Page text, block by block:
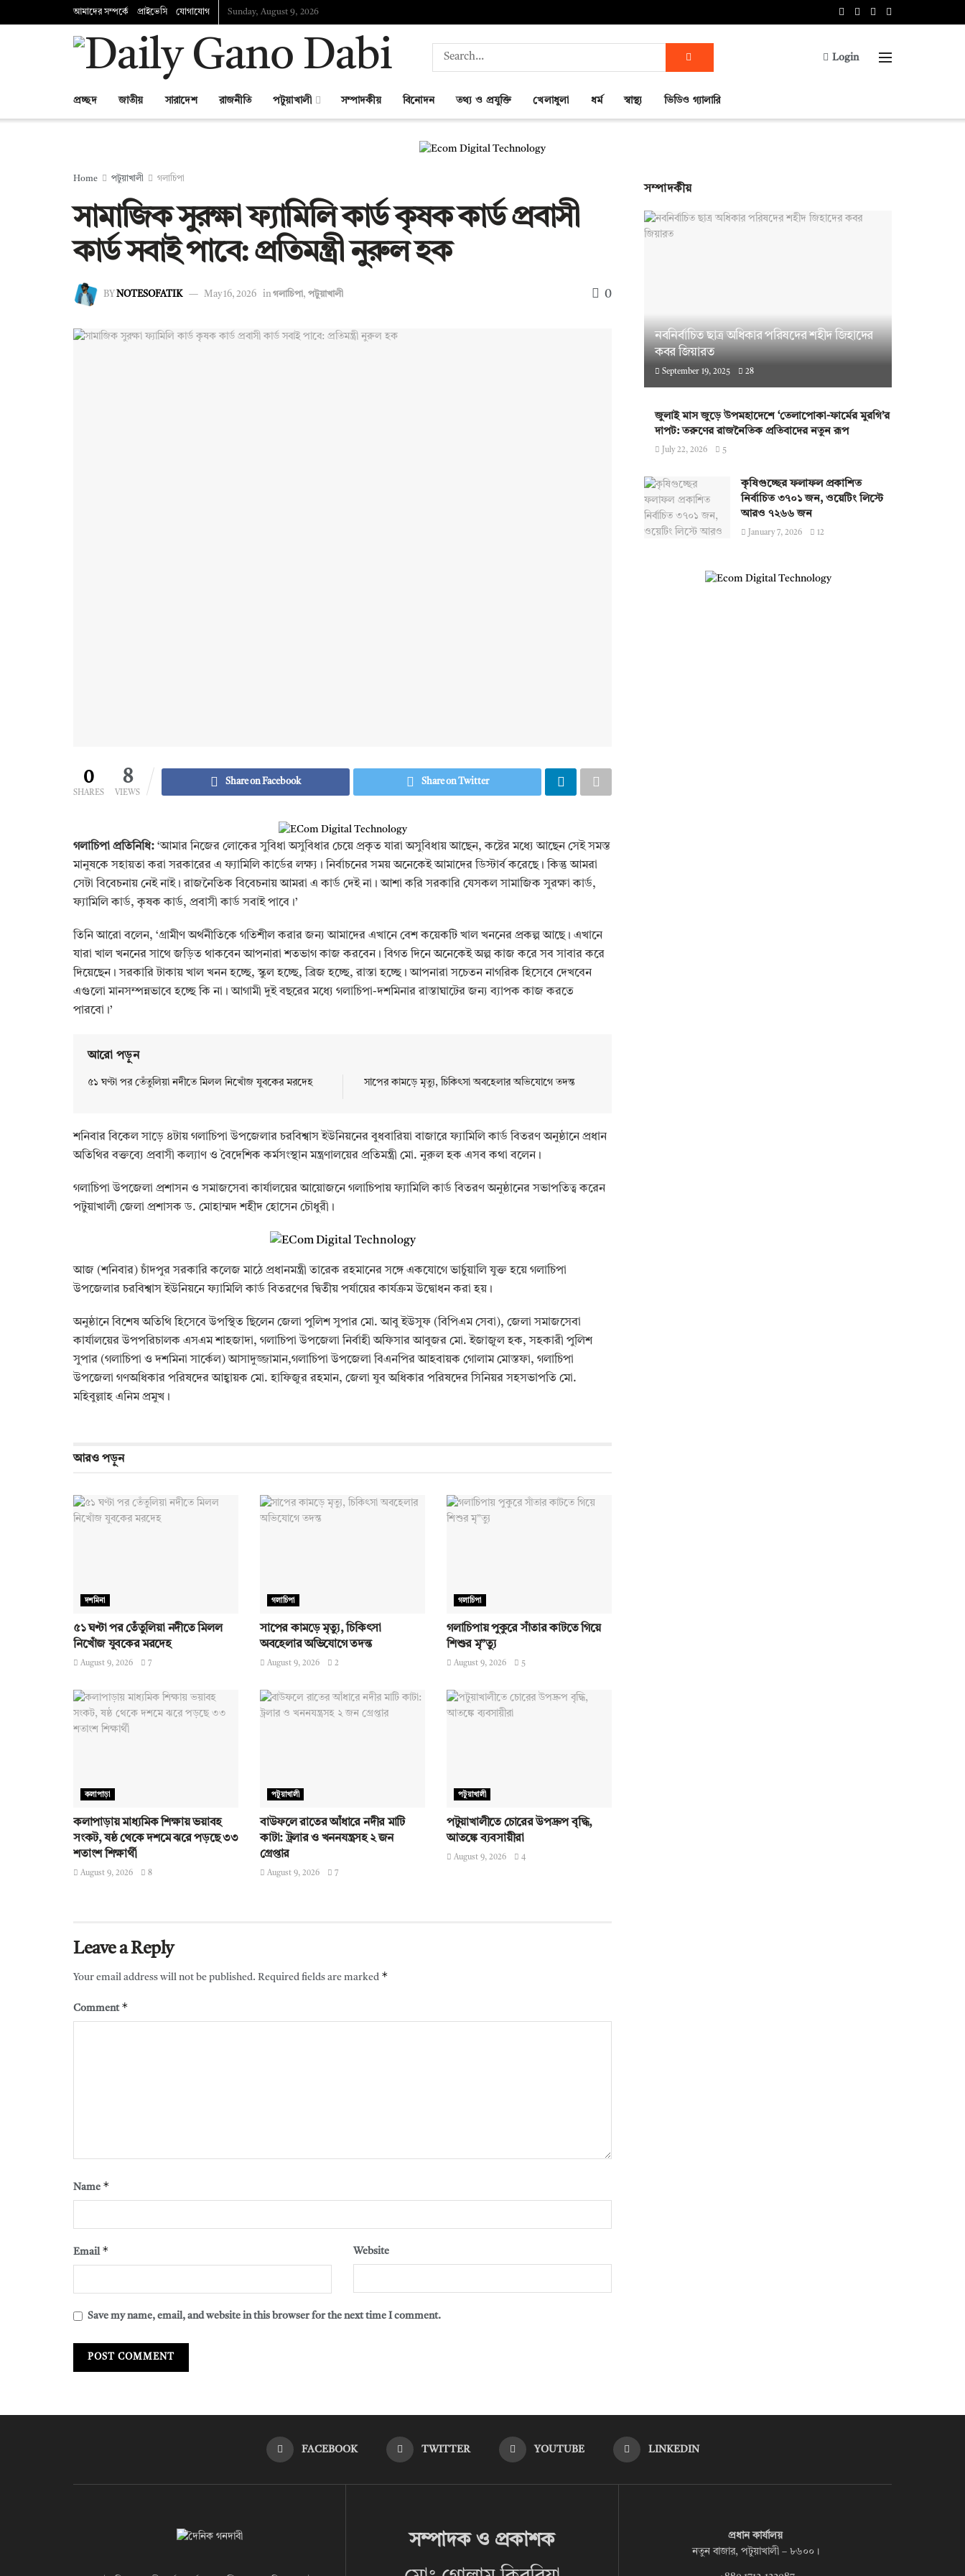
আমাদের সম্পর্কে প্রাইভেসি যোগাযোগ Sunday, August 9, 2026
Login
প্রচ্ছদ জাতীয় সারাদেশ রাজনীতি পটুয়াখালী সম্পাদকীয় বিনোদন তথ্য ও প্রযুক্তি খেলাধুলা ধর্ম স্বাস্থ্য ভিডিও গ্যালারি
Home পটুয়াখালী গলাচিপা
সামাজিক সুরক্ষা ফ্যামিলি কার্ড কৃষক কার্ড প্রবাসী
কার্ড সবাই পাবে: প্রতিমন্ত্রী নুরুল হক
BY NOTESOFATIK May 16, 2026 inগলাচিপা, পটুয়াখালী 0
0
SHARES
8
VIEWS
Share on Facebook Share on Twitter
গলাচিপা প্রতিনিধি: ‘আমার নিজের লোকের সুবিধা অসুবিধার চেয়ে প্রকৃত যারা অসুবিধায় আছেন, কষ্টের মধ্যে আছেন সেই সমস্ত
মানুষকে সহায়তা করা সরকারের এ ফ্যামিলি কার্ডের লক্ষ্য। নির্বাচনের সময় অনেকেই আমাদের ডিস্টার্ব করেছে। কিন্তু আমরা
সেটা বিবেচনায় নেই নাই। রাজনৈতিক বিবেচনায় আমরা এ কার্ড দেই না। আশা করি সরকারি যেসকল সামাজিক সুরক্ষা কার্ড,
ফ্যামিলি কার্ড, কৃষক কার্ড, প্রবাসী কার্ড সবাই পাবে।’
তিনি আরো বলেন, ‘গ্রামীণ অর্থনীতিকে গতিশীল করার জন্য আমাদের এখানে বেশ কয়েকটি খাল খননের প্রকল্প আছে। এখানে
যারা খাল খননের সাথে জড়িত থাকবেন আপনারা শতভাগ কাজ করবেন। বিগত দিনে অনেকেই অল্প কাজ করে সব সাবার করে
দিয়েছেন। সরকারি টাকায় খাল খনন হচ্ছে, স্কুল হচ্ছে, ব্রিজ হচ্ছে, রাস্তা হচ্ছে। আপনারা সচেতন নাগরিক হিসেবে দেখবেন
এগুলো মানসম্পন্নভাবে হচ্ছে কি না। আগামী দুই বছরের মধ্যে গলাচিপা-দশমিনার রাস্তাঘাটের জন্য ব্যাপক কাজ করতে
পারবো।’
আরো পড়ুন
৫১ ঘণ্টা পর তেঁতুলিয়া নদীতে মিলল নিখোঁজ যুবকের মরদেহ সাপের কামড়ে মৃত্যু, চিকিৎসা অবহেলার অভিযোগে তদন্ত
শনিবার বিকেল সাড়ে ৪টায় গলাচিপা উপজেলার চরবিশ্বাস ইউনিয়নের বুধবারিয়া বাজারে ফ্যামিলি কার্ড বিতরণ অনুষ্ঠানে প্রধান
অতিথির বক্তব্যে প্রবাসী কল্যাণ ও বৈদেশিক কর্মসংস্থান মন্ত্রণালয়ের প্রতিমন্ত্রী মো. নুরুল হক এসব কথা বলেন।
গলাচিপা উপজেলা প্রশাসন ও সমাজসেবা কার্যালয়ের আয়োজনে গলাচিপায় ফ্যামিলি কার্ড বিতরণ অনুষ্ঠানের সভাপতিত্ব করেন
পটুয়াখালী জেলা প্রশাসক ড. মোহাম্মদ শহীদ হোসেন চৌধুরী।
আজ (শনিবার) চাঁদপুর সরকারি কলেজ মাঠে প্রধানমন্ত্রী তারেক রহমানের সঙ্গে একযোগে ভার্চুয়ালি যুক্ত হয়ে গলাচিপা
উপজেলার চরবিশ্বাস ইউনিয়নে ফ্যামিলি কার্ড বিতরণের দ্বিতীয় পর্যায়ের কার্যক্রম উদ্বোধন করা হয়।
অনুষ্ঠানে বিশেষ অতিথি হিসেবে উপস্থিত ছিলেন জেলা পুলিশ সুপার মো. আবু ইউসুফ (বিপিএম সেবা), জেলা সমাজসেবা
কার্যালয়ের উপপরিচালক এসএম শাহজাদা, গলাচিপা উপজেলা নির্বাহী অফিসার আবুজর মো. ইজাজুল হক, সহকারী পুলিশ
সুপার (গলাচিপা ও দশমিনা সার্কেল) আসাদুজ্জামান,গলাচিপা উপজেলা বিএনপির আহবায়ক গোলাম মোস্তফা, গলাচিপা
উপজেলা গণঅধিকার পরিষদের আহ্বায়ক মো. হাফিজুর রহমান, জেলা যুব অধিকার পরিষদের সিনিয়র সহসভাপতি মো.
মহিবুল্লাহ এনিম প্রমুখ।
আরও পড়ুন
দশমিনা
৫১ ঘণ্টা পর তেঁতুলিয়া নদীতে মিলল
নিখোঁজ যুবকের মরদেহ
August 9, 2026 7
গলাচিপা
সাপের কামড়ে মৃত্যু, চিকিৎসা
অবহেলার অভিযোগে তদন্ত
August 9, 2026 2
গলাচিপা
গলাচিপায় পুকুরে সাঁতার কাটতে গিয়ে
শিশুর মৃ”ত্যু
August 9, 2026 5
কলাপাড়া
কলাপাড়ায় মাধ্যমিক শিক্ষায় ভয়াবহ
সংকট, ষষ্ঠ থেকে দশমে ঝরে পড়ছে ৩৩
শতাংশ শিক্ষার্থী
August 9, 2026 8
পটুয়াখালী
বাউফলে রাতের আঁধারে নদীর মাটি
কাটা: ট্রলার ও খননযন্ত্রসহ ২ জন
গ্রেপ্তার
August 9, 2026 7
পটুয়াখালী
পটুয়াখালীতে চোরের উপদ্রুপ বৃদ্ধি,
আতঙ্কে ব্যবসায়ীরা
August 9, 2026 4
Leave a Reply
Your email address will not be published. Required fields are marked *
Comment *
Name *
Email * Website
Save my name, email, and website in this browser for the next time I comment.
সম্পাদকীয়
নবনির্বাচিত ছাত্র অধিকার পরিষদের শহীদ জিহাদের
কবর জিয়ারত
September 19, 2025 28
জুলাই মাস জুড়ে উপমহাদেশে ‘তেলাপোকা-ফার্মের মুরগি’র
দাপট: তরুণের রাজনৈতিক প্রতিবাদের নতুন রূপ
July 22, 2026 5
কৃষিগুচ্ছের ফলাফল প্রকাশিত
নির্বাচিত ৩৭০১ জন, ওয়েটিং লিস্টে
আরও ৭২৬৬ জন
January 7, 2026 12
FACEBOOK TWITTER YOUTUBE LINKEDIN
সম্পাদক ও প্রকাশক
প্রধান কার্যালয়
নতুন বাজার, পটুয়াখালী – ৮৬০০।